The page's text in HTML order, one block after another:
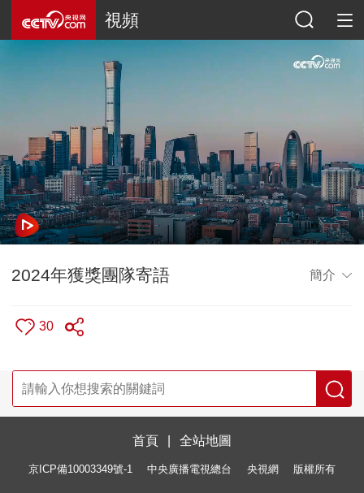
視頻
2024年獲獎團隊寄語 簡介
30
首頁 全站地圖
京ICP備10003349號-1 中央廣播電視總台 央視網 版權所有